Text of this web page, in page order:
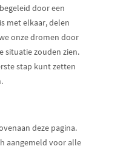
door een
met elkaar, delen
onze dromen door
situatie zouden zien.
stap kunt zetten
deze pagina.
aangemeld voor alle